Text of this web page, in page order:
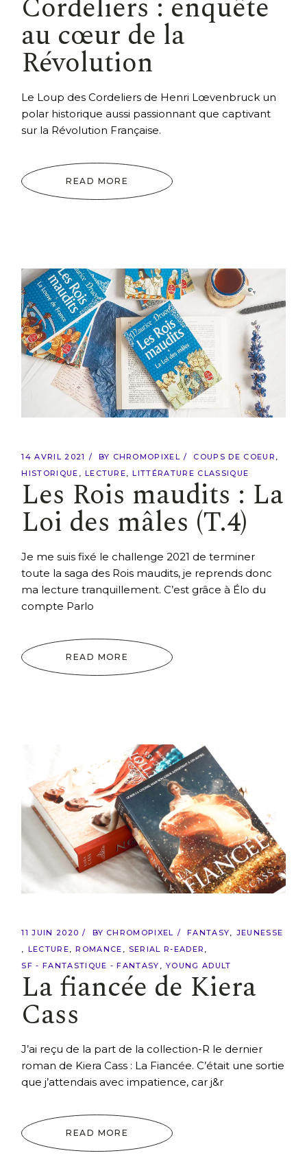
Cordeliers : enquête
au cœur de la
Révolution
Le Loup des Cordeliers de Henri Lœvenbruck un
polar historique aussi passionnant que captivant
sur la Révolution Française.
READ MORE
14 AVRIL 2021 BY CHROMOPIXEL
COUPS DE COEUR
HISTORIQUE
LECTURE LITTÉRATURE CLASSIQUE
Les Rois maudits : La
Loi des mâles (T.4)
Je me suis fixé le challenge 2021 de terminer
toute la saga des Rois maudits, je reprends donc
ma lecture tranquillement. C’est grâce à Élo du
compte Parlo
READ MORE
11 JUIN 2020 BY CHROMOPIXEL FANTASY
JEUNESSE
LECTURE
ROMANCE
SERIAL R-EADER
SF - FANTASTIQUE - FANTASY
YOUNG ADULT
La fiancée de Kiera
Cass
J’ai reçu de la part de la collection-R le dernier
roman de Kiera Cass : La Fiancée. C’était une sortie
que j’attendais avec impatience, car j&r
READ MORE